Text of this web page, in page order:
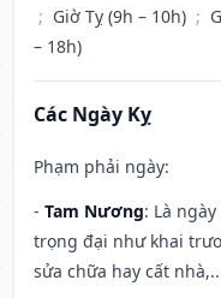
; Giờ Tỵ (9h – 10h) ;
– 18h)
Các Ngày Kỵ
Phạm phải ngày:
- Tam Nương: Là
trọng đại như khai
sửa chữa hay cất